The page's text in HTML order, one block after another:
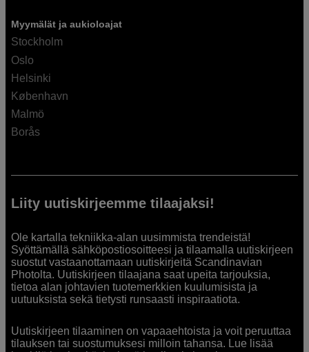
Myymälät ja aukioloajat
Stockholm
Oslo
Helsinki
København
Malmö
Borås
Liity uutiskirjeemme tilaajaksi!
Ole kartalla tekniikka-alan uusimmista trendeistä!
Syöttämällä sähköpostiosoitteesi ja tilaamalla uutiskirjeen
suostut vastaanottamaan uutiskirjeitä Scandinavian
Photolta. Uutiskirjeen tilaajana saat upeita tarjouksia,
tietoa alan johtavien tuotemerkkien kuulumisista ja
uutuuksista sekä tietysti runsaasti inspiraatiota.
Uutiskirjeen tilaaminen on vapaaehtoista ja voit peruuttaa
tilauksen tai suostumuksesi milloin tahansa. Lue lisää